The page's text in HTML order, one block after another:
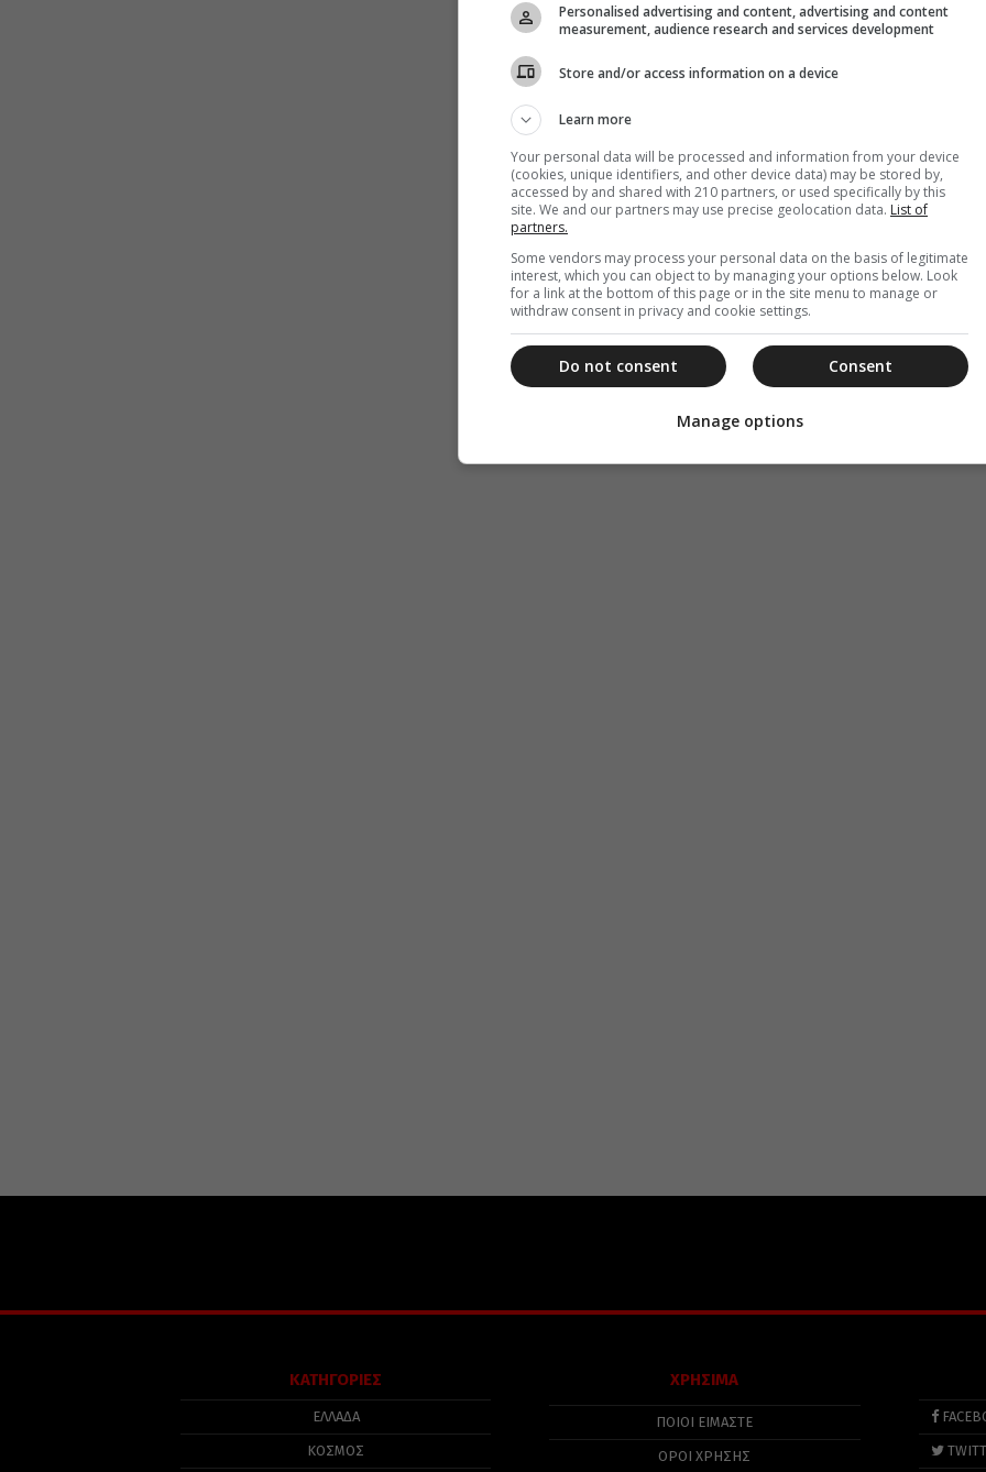
ΚΑΤΗΓΟΡΙΕΣ
ΕΛΛΑΔΑ
ΚΟΣΜΟΣ
ΧΡΗΣΙΜΑ
ΠΟΙΟΙ ΕΙΜΑΣΤΕ
ΟΡΟΙ ΧΡΗΣΗΣ
Personalised advertising and content, advertising and content
measurement, audience research and services development
Store and/or access information on a device
Learn more
Your personal data will be processed and information from your device
(cookies, unique identifiers, and other device data) may be stored by,
accessed by and shared with 210 partners, or used specifically by this
site. We and our partners may use precise geolocation data. List of
partners.
Some vendors may process your personal data on the basis of legitimate
interest, which you can object to by managing your options below. Look
for a link at the bottom of this page or in the site menu to manage or
withdraw consent in privacy and cookie settings.
Consent
Do not consent
Manage options